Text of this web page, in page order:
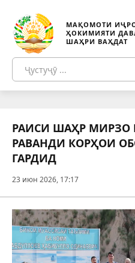
МАҚОМОТИ
ҲОКИМИЯТИ
ШАҲРИ ВАҲДАТ
РАИСИ ШАҲР
РАВАНДИ КОРҲОИ
ГАРДИД
23 июн 2026, 17:17